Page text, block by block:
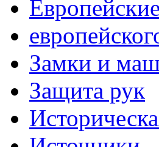
Замки и
Защита рук